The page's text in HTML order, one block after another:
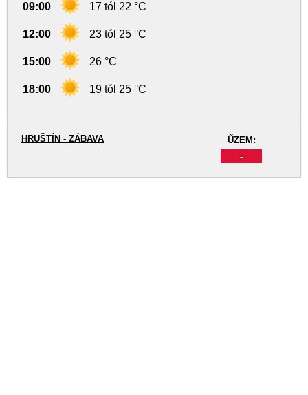
09:00 17 tól 22 °C
12:00 23 tól 25 °C
15:00 26 °C
18:00 19 tól 25 °C
ŰZEM:
-
HRUŠTÍN - ZÁBAVA